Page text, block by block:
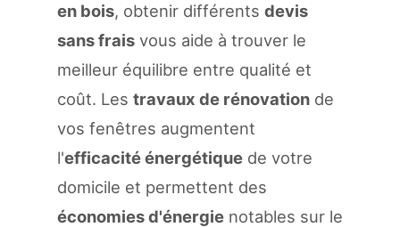
en bois, obtenir différents devis
sans frais vous aide à trouver le
meilleur équilibre entre qualité et
coût. Les travaux de rénovation de
vos fenêtres augmentent
l'efficacité énergétique de votre
domicile et permettent des
économies d'énergie notables sur le